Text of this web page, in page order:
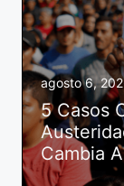
agosto 6,
5 Casos
Cambia